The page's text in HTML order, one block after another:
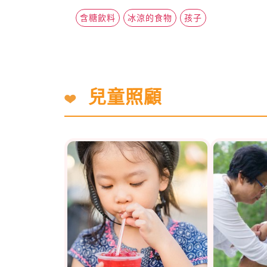
含糖飲料 冰涼的食物 孩子
兒童照顧